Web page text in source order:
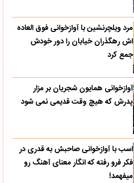
مرد ویلچرنشین با آوازخوانی فوق العاده
اش رهگذران خیابان را دور خودش
جمع کرد
آوازخوانی همایون شجریان بر مزار
پدرش که هیچ وقت قدیمی نمی شود
اسب با آوازخوانی صاحبش به قدری در
فکر فرو رفته که انگار معنای آهنگ رو
میفهمد!